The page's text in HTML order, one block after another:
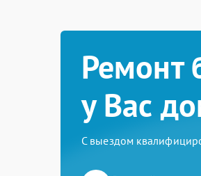
Ремонт
у Вас
С выездом